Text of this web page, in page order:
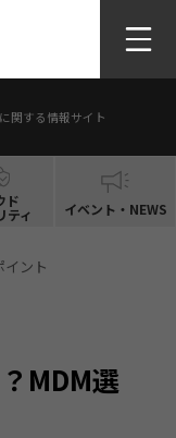
関する情報サイト
ド
ティ イベント・NEWS
ント
MDM選